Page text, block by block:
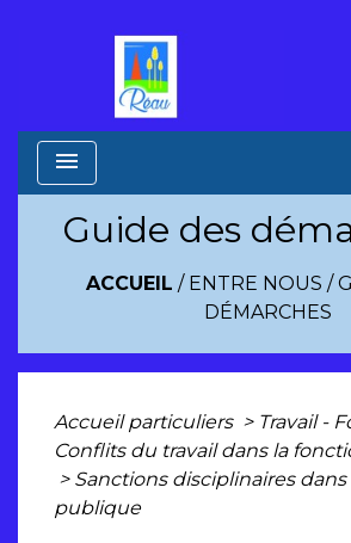
menu
Guide des
ACCUEIL / ENTRE NOUS /
DÉMARCHES
Accueil particuliers > Travail -
Conflits du travail dans la
> Sanctions disciplinaires
publique